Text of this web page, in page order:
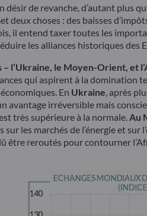
désir de revanche, d’autant
deux choses : des baisses
il entend taxer toutes les
les alliances historiques des
l’Ukraine, le Moyen-Orient, et
qui aspirent à la domination
En Ukraine, après
avantage irréversible mais
très supérieure à la normale.Au
les marchés de l’énergie et
reroutés pour contourner